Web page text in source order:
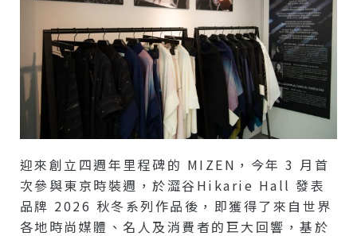
迎來創立四週年里程碑的 MIZEN，今年 3 月首
次參與東京時裝週，於澀谷Hikarie Hall 發表
品牌 2026 秋冬系列作品後，即獲得了來自世界
各地時尚媒體、名人及消費者的巨大回響，基於